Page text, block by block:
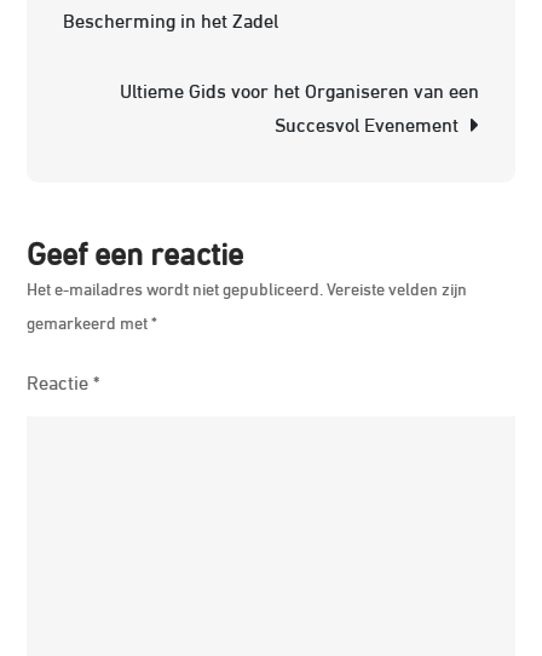
Bescherming in het Zadel
Ultieme Gids voor het Organiseren van een
Succesvol Evenement
Geef een reactie
Het e-mailadres wordt niet gepubliceerd. Vereiste velden zijn
gemarkeerd met*
Reactie*